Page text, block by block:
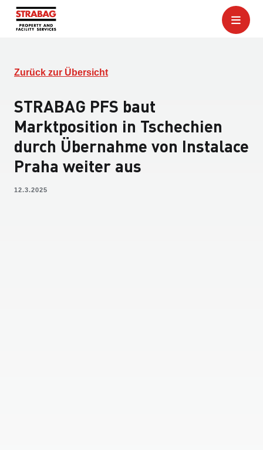
Zurück zur Übersicht
STRABAG PFS baut
Marktposition in Tschechien
durch Übernahme von Instalace
Praha weiter aus
12.3.2025